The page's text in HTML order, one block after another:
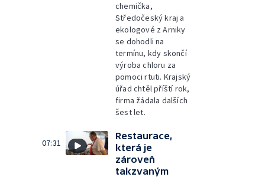
chemička,
Středočeský kraj a
ekologové z Arniky
se dohodli na
termínu, kdy skončí
výroba chloru za
pomoci rtuti. Krajský
úřad chtěl příští rok,
firma žádala dalších
šest let.
07:31
Restaurace,
která je
zároveň
takzvaným